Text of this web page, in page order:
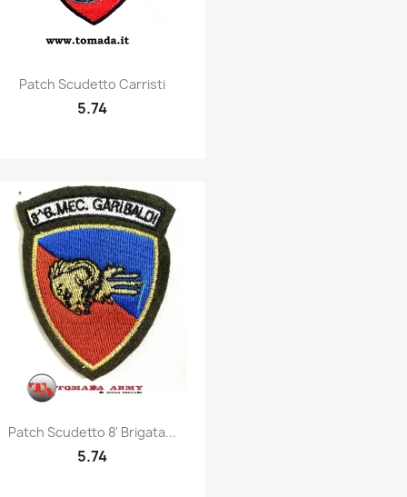
Quick view
Patch Scudetto Carristi
5.74
Quick view
Patch Scudetto 8' Brigata...
5.74